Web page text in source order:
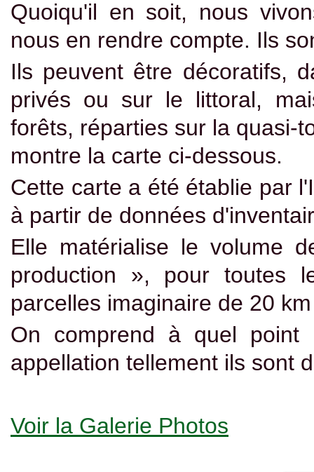
Quoiqu'il en soit, nous
nous en rendre compte. Ils
Ils peuvent être décoratifs,
privés ou sur le littoral,
forêts, réparties sur la quasi-
montre la carte ci-dessous.
Cette carte a été établie par
à partir de données
Elle matérialise le volume
production », pour toutes
parcelles imaginaire de 20
On comprend à quel point
appellation tellement ils sont
Voir la Galerie Photos